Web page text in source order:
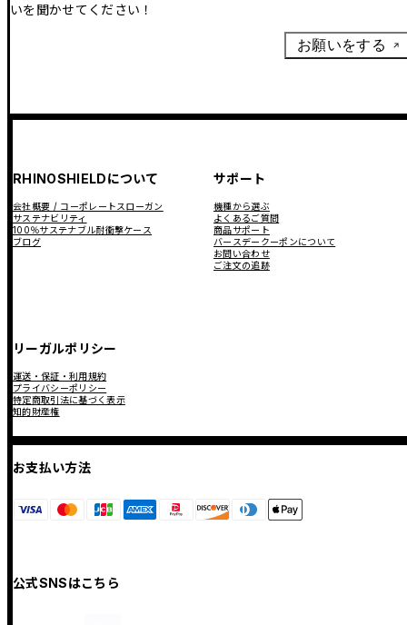
いを聞かせてください！
お願いをする
RHINOSHIELDについて
会社概要 / コーポレートスローガン
サステナビリティ
100％サステナブル耐衝撃ケース
ブログ
サポート
機種から選ぶ
よくあるご質問
商品サポート
バースデークーポンについて
お問い合わせ
ご注文の追跡
リーガルポリシー
運送・保証・利用規約
プライバシーポリシー
特定商取引法に基づく表示
知的財産権
お支払い方法
公式SNSはこちら